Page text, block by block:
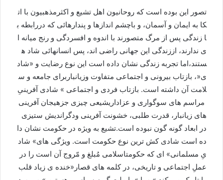
تصور این بوده است که روحانیون اهل تشیع و اکثرمذهبيون با ات
کا به ایمان و آسمان، و باچشم اندازها و پندارهائی که در رابطه ب
ا زندگی پس از مرگ متصورند با اندوه و افسردگی و رنج ميانه ا
ی ندارند، اززندگی این جهانی راضی اند، پس انسانهائی شاد ه
ستند،اما تجربه زندگی نشان داده است این نوع رضایت و «شاد
ی«، بازتاب بیرونی و اجتماعی متفاوت وزیانباربرای جامعه و س
لامت آن داشته است. بازتاب فردی و اجتماعی » شادی آفرینیِ
مراسم های سوگواری و عزاداریشیعی چیزی جزهیجان آفرینی
های زیانبار، قدرت طلبی، خشونت آفرینی ودگراندیش ستیزی
در ابعاد گونه گون نبوده است.تشیع به ويژه در حکومت نشان دا
ده است شادی کش ترين نوع حکومت است. ویژگی های» شاد
یِ مسلمانی» ای که حکومتاسلامی مُبلغ و مّروج آن است را در
عملِ اجتماعی و تاریخی، در کلمه های قصار «خنده ی زياد قلب